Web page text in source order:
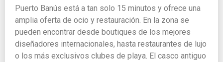
Puerto Banús está a tan solo 15 minutos y ofrece una
amplia oferta de ocio y restauración. En la zona se
pueden encontrar desde boutiques de los mejores
diseñadores internacionales, hasta restaurantes de lujo
o los más exclusivos clubes de playa. El casco antiguo